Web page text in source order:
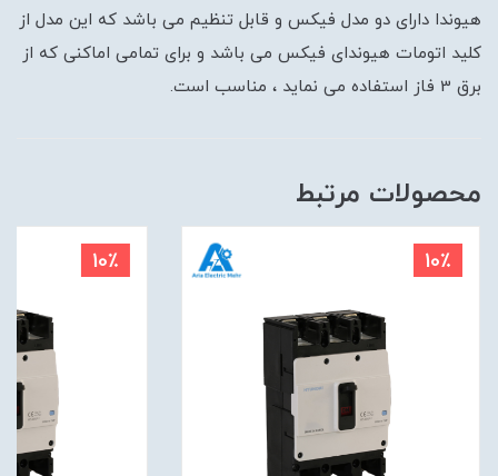
هیوندا دارای دو مدل فیکس و قابل تنظیم می باشد که این مدل از
کلید اتومات هیوندای فیکس می باشد و برای تمامی اماکنی که از
برق 3 فاز استفاده می نماید ، مناسب است.
محصولات مرتبط
10٪ 10٪